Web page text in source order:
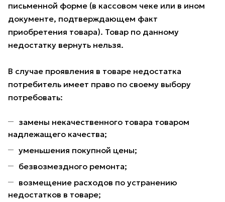
письменной форме (в кассовом чеке или в ином
документе, подтверждающем факт
приобретения товара). Товар по данному
недостатку вернуть нельзя.
В случае проявления в товаре недостатка
потребитель имеет право по своему выбору
потребовать:
замены некачественного товара товаром
надлежащего качества;
уменьшения покупной цены;
безвозмездного ремонта;
возмещение расходов по устранению
недостатков в товаре;